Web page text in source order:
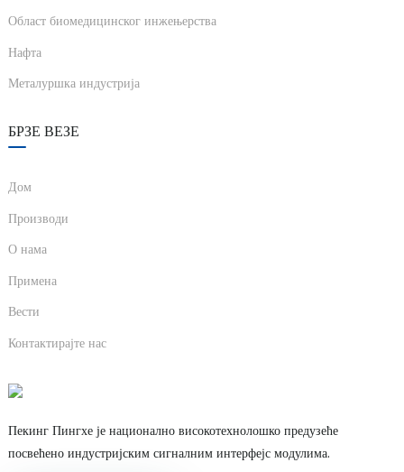
Област биомедицинског инжењерства
Нафта
Металуршка индустрија
БРЗЕ ВЕЗЕ
Дом
Производи
О нама
Примена
Вести
Контактирајте нас
Пекинг Пингхе је национално високотехнолошко предузеће
посвећено индустријским сигналним интерфејс модулима.